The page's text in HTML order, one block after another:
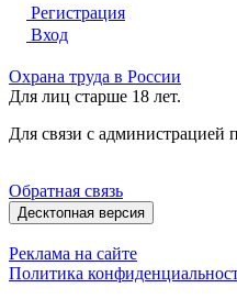
Регистрация
Вход
Охрана труда в России
Для лиц старше 18 лет.
Для связи с администрацией
Обратная связь
Десктопная версия
Реклама на сайте
Политика